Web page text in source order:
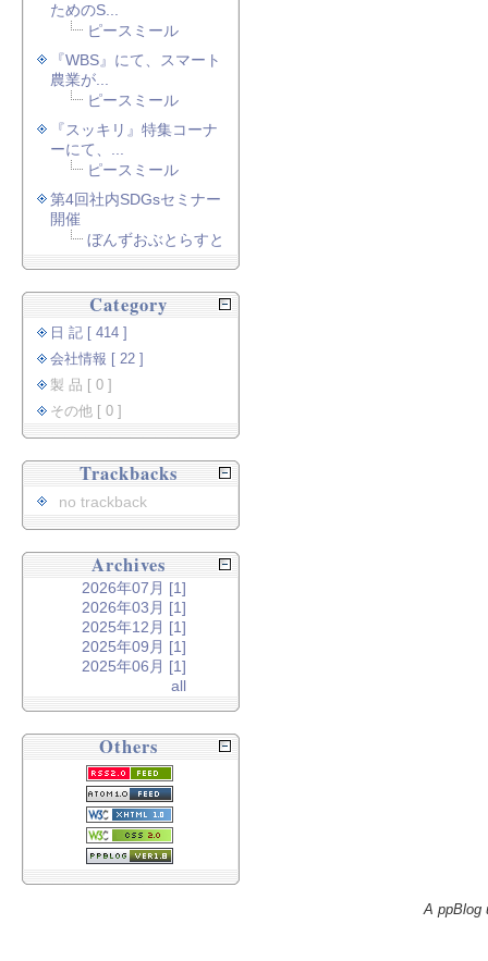
ためのS...
ピースミール
『WBS』にて、スマート
農業が...
ピースミール
『スッキリ』特集コーナ
ーにて、...
ピースミール
第4回社内SDGsセミナー
開催
ぼんずおぶとらすと
Category
日 記 [ 414 ]
会社情報 [ 22 ]
製 品 [ 0 ]
その他 [ 0 ]
Trackbacks
no trackback
Archives
2026年07月 [1]
2026年03月 [1]
2025年12月 [1]
2025年09月 [1]
2025年06月 [1]
all
Others
A ppBlog